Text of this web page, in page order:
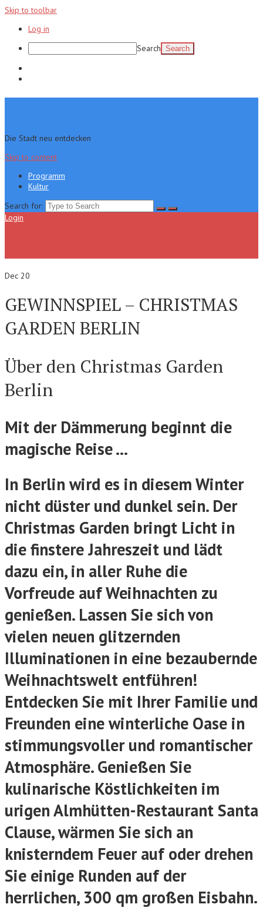
Skip to toolbar
Log in
Search
Die Stadt neu entdecken
Skip to content
Programm
Kultur
Search for:
Login
Dec 20
GEWINNSPIEL – CHRISTMAS
GARDEN BERLIN
Über den Christmas Garden
Berlin
Mit der Dämmerung beginnt die
magische Reise …
In Berlin wird es in diesem Winter
nicht düster und dunkel sein. Der
Christmas Garden bringt Licht in
die finstere Jahreszeit und lädt
dazu ein, in aller Ruhe die
Vorfreude auf Weihnachten zu
genießen. Lassen Sie sich von
vielen neuen glitzernden
Illuminationen in eine bezaubernde
Weihnachtswelt entführen!
Entdecken Sie mit Ihrer Familie und
Freunden eine winterliche Oase in
stimmungsvoller und romantischer
Atmosphäre. Genießen Sie
kulinarische Köstlichkeiten im
urigen Almhütten-Restaurant Santa
Clause, wärmen Sie sich an
knisterndem Feuer auf oder drehen
Sie einige Runden auf der
herrlichen, 300 qm großen Eisbahn.